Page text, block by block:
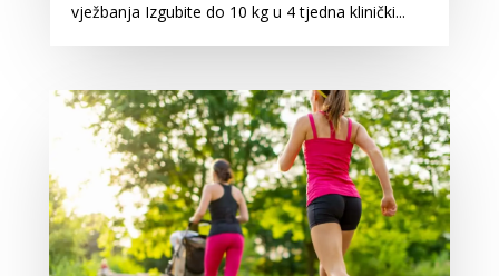
vježbanja Izgubite do 10 kg u 4 tjedna klinički...